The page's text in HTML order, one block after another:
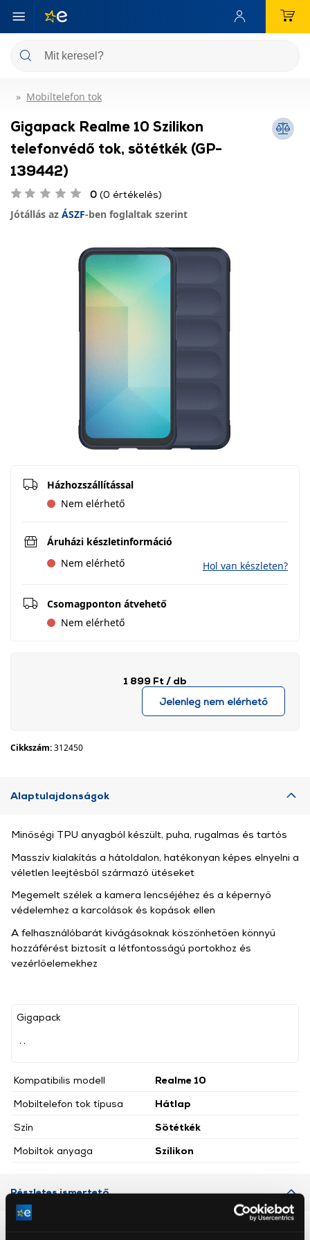
Mobiltelefon tok
Gigapack Realme 10 Szilikon
telefonvédő tok, sötétkék (GP-
139442)
0 (0 értékelés)
Jótállás az ÁSZF-ben foglaltak szerint
Házhozszállítással
Nem elérhető
Áruházi készletinformáció
Nem elérhető
Hol van készleten?
Csomagponton átvehető
Nem elérhető
1 899 Ft / db
Jelenleg nem elérhető
Cikkszám:312450
Alaptulajdonságok
Gigapack
Kompatibilis modell
Realme 10
Mobiltelefon tok típusa
Hátlap
Szín
Sötétkék
Mobiltok anyaga
Szilikon
Minőségi TPU anyagból készült, puha, rugalmas és tartós
Masszív kialakítás a hátoldalon, hatékonyan képes elnyelni a
véletlen leejtésből származó ütéseket
Megemelt szélek a kamera lencséjéhez és a képernyő
védelemhez a karcolások és kopások ellen
A felhasználóbarát kivágásoknak köszönhetően könnyű
hozzáférést biztosít a létfontosságú portokhoz és
vezérlőelemekhez
Részletes ismertető